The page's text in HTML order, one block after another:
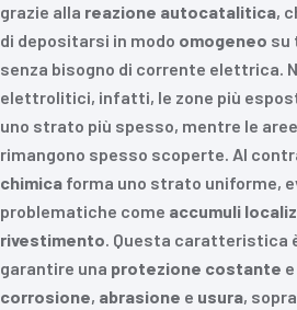
grazie alla reazione autocatalitica,
di depositarsi in modo omogeneo su
senza bisogno di corrente elettrica.
elettrolitici, infatti, le zone più
uno strato più spesso, mentre le
rimangono spesso scoperte. Al
chimica forma uno strato uniforme,
problematiche come accumuli
rivestimento. Questa caratteristica
garantire una protezione costante
corrosione, abrasione e usura,